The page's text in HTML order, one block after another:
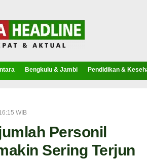
Bengkulu & Jambi Pendidikan &
WIB
Personil
Sering Terjun